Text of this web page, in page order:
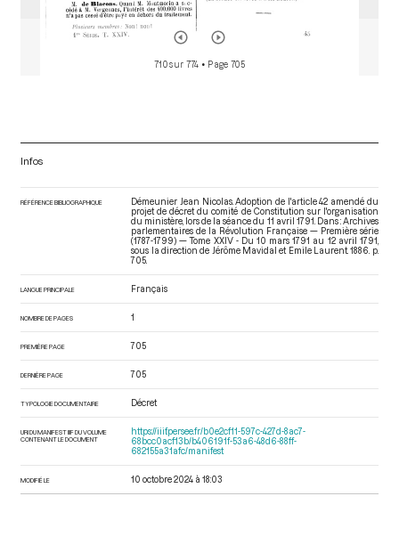
710 sur 774 • Page 705
Infos
RÉFÉRENCE BIBLIOGRAPHIQUE
Démeunier Jean Nicolas. Adoption de l'article 42 amendé du
projet de décret du comité de Constitution sur l'organisation
du ministère, lors de la séance du 11 avril 1791. Dans : Archives
parlementaires de la Révolution Française — Première série
(1787-1799) — Tome XXIV - Du 10 mars 1791 au 12 avril 1791
sous la direction de Jérôme Mavidal et Emile Laurent. 1886. p.
705.
LANGUE PRINCIPALE Français
NOMBRE DE PAGES 1
PREMIÈRE PAGE 705
DERNIÈRE PAGE 705
TYPOLOGIE DOCUMENTAIRE Décret
URI DU MANIFEST IIIF DU VOLUME
CONTENANT LE DOCUMENT
https://iiif.persee.fr/b0e2cf11-597c-427d-8ac7-
68bcc0acf13b/b406191f-53a6-48d6-88ff-
682155a31afc/manifest
MODIFIÉ LE 10 octobre 2024 à 18:03